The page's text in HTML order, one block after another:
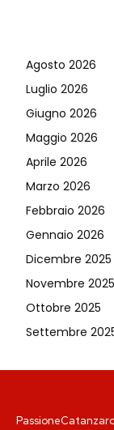
Agosto 2026
Luglio 2026
Giugno 2026
Maggio 2026
Aprile 2026
Marzo 2026
Febbraio 2026
Gennaio 2026
Dicembre 2025
Novembre 2025
Ottobre 2025
Settembre